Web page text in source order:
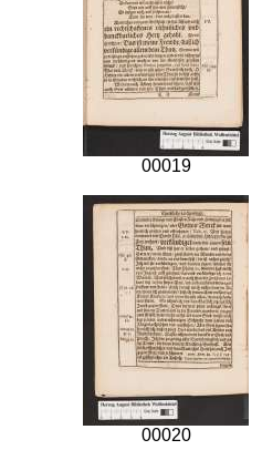
00019
00020